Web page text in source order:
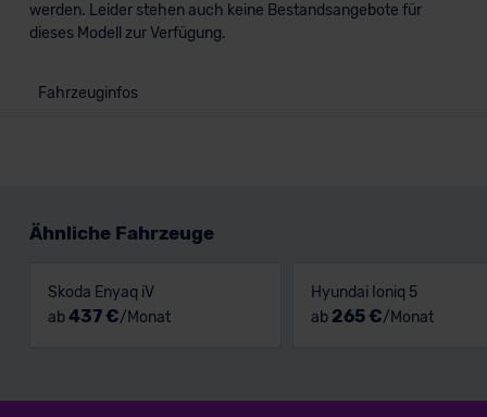
werden. Leider stehen auch keine Bestandsangebote für
dieses Modell zur Verfügung.
Fahrzeuginfos
Ähnliche Fahrzeuge
Skoda Enyaq iV
ab437 €/Monat
Hyundai Ioniq 5
ab 265 €/Monat